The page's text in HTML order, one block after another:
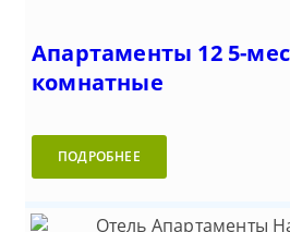
Апартаменты 12 5-
комнатные
ПОДРОБНЕЕ